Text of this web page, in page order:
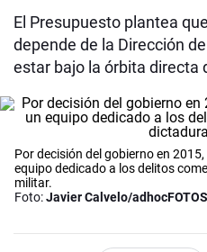
El Presupuesto plantea
depende de la Dirección
estar bajo la órbita directa
Por decisión del gobierno en
equipo dedicado a los delitos
militar.
Foto:Javier Calvelo/adhocFOTOS